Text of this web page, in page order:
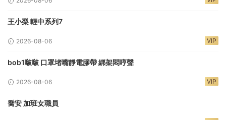
王小梨 輕中系列7
2026-08-06 VIP
bob1啵啵 口罩堵嘴靜電膠帶 綁架悶哼聲
2026-08-06 VIP
喬安 加班女職員